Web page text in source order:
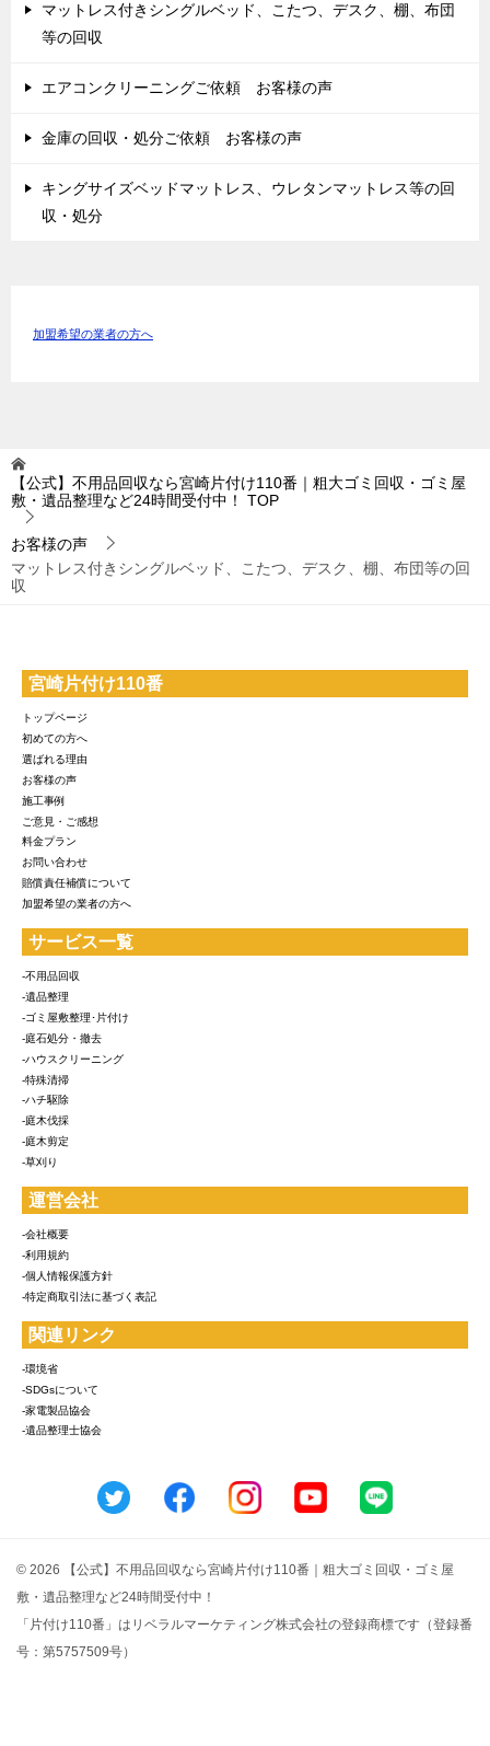
マットレス付きシングルベッド、こたつ、デスク、棚、布団
等の回収
エアコンクリーニングご依頼 お客様の声
金庫の回収・処分ご依頼 お客様の声
キングサイズベッドマットレス、ウレタンマットレス等の回
収・処分
加盟希望の業者の方へ
【公式】不用品回収なら宮崎片付け110番｜粗大ゴミ回収・ゴミ屋
敷・遺品整理など24時間受付中！
TOP
お客様の声
マットレス付きシングルベッド、こたつ、デスク、棚、布団等の回
収
宮崎片付け110番
トップページ
初めての方へ
選ばれる理由
お客様の声
施工事例
ご意見・ご感想
料金プラン
お問い合わせ
賠償責任補償について
加盟希望の業者の方へ
サービス一覧
-不用品回収
-遺品整理
-ゴミ屋敷整理･片付け
-庭石処分・撤去
-ハウスクリーニング
-特殊清掃
-ハチ駆除
-庭木伐採
-庭木剪定
-草刈り
運営会社
-会社概要
-利用規約
-個人情報保護方針
-特定商取引法に基づく表記
関連リンク
-環境省
-SDGsについて
-家電製品協会
-遺品整理士協会
© 2026 【公式】不用品回収なら宮崎片付け110番｜粗大ゴミ回収・ゴミ屋
敷・遺品整理など24時間受付中！
「片付け110番」はリベラルマーケティング株式会社の登録商標です（登録番
号：第5757509号）